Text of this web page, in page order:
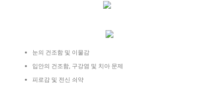
눈의 건조함 및 이물감
입안의 건조함, 구강염 및 치아 문제
피로감 및 전신 쇠약